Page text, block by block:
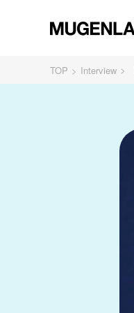
TOP Interview